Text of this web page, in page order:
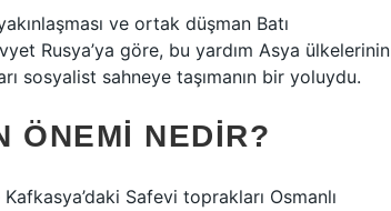
ve ortak düşman Batı
Rusya’ya göre, bu yardım Asya ülkelerinin
sosyalist sahneye taşımanın bir yoluydu.
ÖNEMI NEDIR?
Safevi toprakları Osmanlı